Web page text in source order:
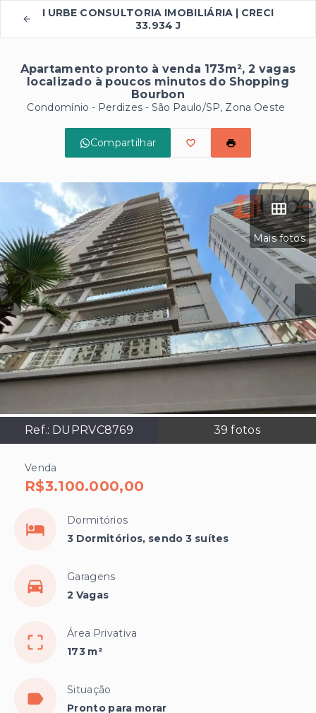
I URBE CONSULTORIA IMOBILIÁRIA | CRECI
33.934 J
Apartamento pronto à venda 173m², 2 vagas
localizado à poucos minutos do Shopping
Bourbon
Condomínio - Perdizes - São Paulo/SP, Zona Oeste
Compartilhar
Mais fotos
Ref.: DUPRVC8769 39 fotos
Venda
R$3.100.000,00
Dormitórios
3 Dormitórios, sendo 3 suítes
Garagens
2 Vagas
Área Privativa
173 m²
Situação
Pronto para morar